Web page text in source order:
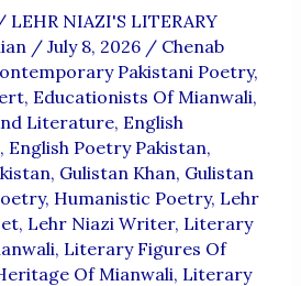
LEHR NIAZI'S LITERARY
/ July 8, 2026 / Chenab
Pakistani Poetry,
, Educationists Of Mianwali,
Literature, English
, English Poetry Pakistan,
, Gulistan Khan, Gulistan
, Humanistic Poetry, Lehr
, Lehr Niazi Writer, Literary
, Literary Figures Of
Of Mianwali, Literary